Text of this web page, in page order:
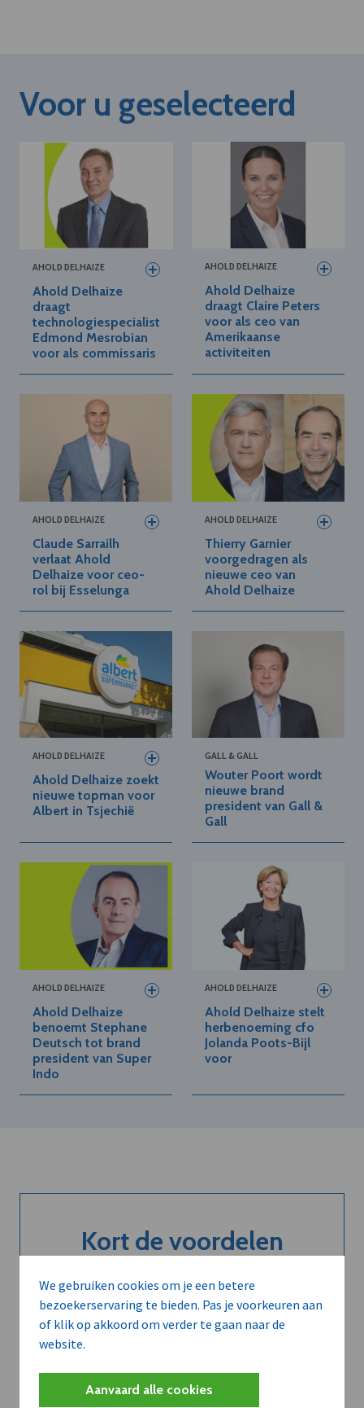
We gebruiken cookies om je een betere
bezoekerservaring te bieden. Pas je voorkeuren aan
of klik op akkoord om verder te gaan naar de
website.
Aanvaard alle cookies
Voor u geselecteerd
AHOLD DELHAIZE
Ahold Delhaize
draagt
technologiespecialist
Edmond Mesrobian
voor als commissaris
AHOLD DELHAIZE
Ahold Delhaize
draagt Claire Peters
voor als ceo van
Amerikaanse
activiteiten
AHOLD DELHAIZE
Claude Sarrailh
verlaat Ahold
Delhaize voor ceo-
rol bij Esselunga
AHOLD DELHAIZE
Thierry Garnier
voorgedragen als
nieuwe ceo van
Ahold Delhaize
AHOLD DELHAIZE
Ahold Delhaize zoekt
nieuwe topman voor
Albert in Tsjechië
GALL & GALL
Wouter Poort wordt
nieuwe brand
president van Gall &
Gall
AHOLD DELHAIZE
Ahold Delhaize
benoemt Stephane
Deutsch tot brand
president van Super
Indo
AHOLD DELHAIZE
Ahold Delhaize stelt
herbenoeming cfo
Jolanda Poots-Bijl
voor
Kort de voordelen
abonnement...